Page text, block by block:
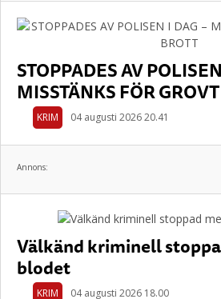
STOPPADES AV
MISSTÄNKS FÖR
KRIM 04 augusti 2026 20.41
Annons:
Välkänd kriminell
blodet
KRIM 04 augusti 2026 18.00